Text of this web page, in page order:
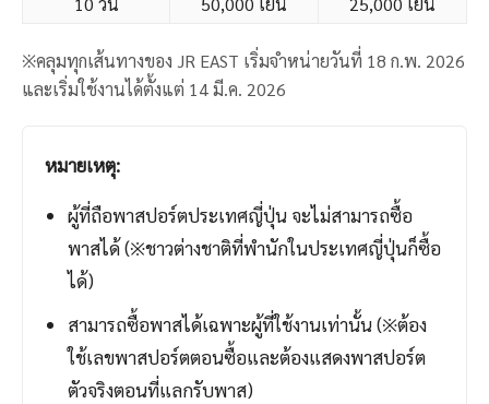
※คลุมทุกเส้นทางของ JR EAST เริ่มจำหน่ายวันที่ 18 ก.พ. 2026
และเริ่มใช้งานได้ตั้งแต่ 14 มี.ค. 2026
หมายเหตุ:
ผู้ที่ถือพาสปอร์ตประเทศญี่ปุ่น จะไม่สามารถซื้อ
พาสได้ (※ชาวต่างชาติที่พำนักในประเทศญี่ปุ่นก็ซื้อ
ได้)
สามารถซื้อพาสได้เฉพาะผู้ที่ใช้งานเท่านั้น (※ต้อง
ใช้เลขพาสปอร์ตตอนซื้อและต้องแสดงพาสปอร์ต
ตัวจริงตอนที่แลกรับพาส)